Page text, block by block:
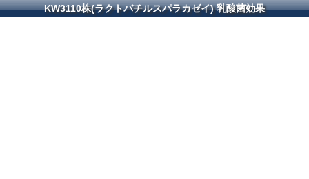
KW3110株(ラクトバチルスパラカゼイ) 乳酸菌効果